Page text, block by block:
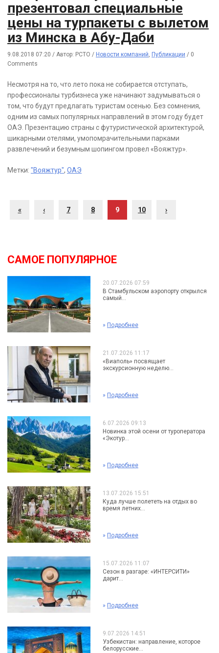
презентовал специальные
цены на турпакеты с вылетом
из Минска в Абу-Даби
9.08.2018 07:20 / Автор: РСТО / Новости компаний, Публикации / 0
Comments
Несмотря на то, что лето пока не собирается отступать,
профессионалы турбизнеса уже начинают задумываться о
том, что будут предлагать туристам осенью. Без сомнения,
одним из самых популярных направлений в этом году будет
ОАЭ. Презентацию страны с футуристической архитектурой,
шикарными отелями, умопомрачительными парками
развлечений и безумным шопингом провел «Вояжтур».
Метки: "Вояжтур", ОАЭ
« ‹ 7 8 9 10 ›
САМОЕ ПОПУЛЯРНОЕ
20.07.2026 07:59
В Стамбульском аэропорту открылся
самый...
» Подробнее
21.07.2026 11:17
«Виаполь» посвящает
экскурсионную неделю...
» Подробнее
6.07.2026 09:13
Новинка этой осени от туроператора
«Экотур...
» Подробнее
13.07.2026 15:51
Куда лучше полететь на отдых во
время летних...
» Подробнее
15.07.2026 11:07
Сезон в разгаре: «ИНТЕРСИТИ»
дарит...
» Подробнее
9.07.2026 14:51
Узбекистан: направление, которое
белорусские...